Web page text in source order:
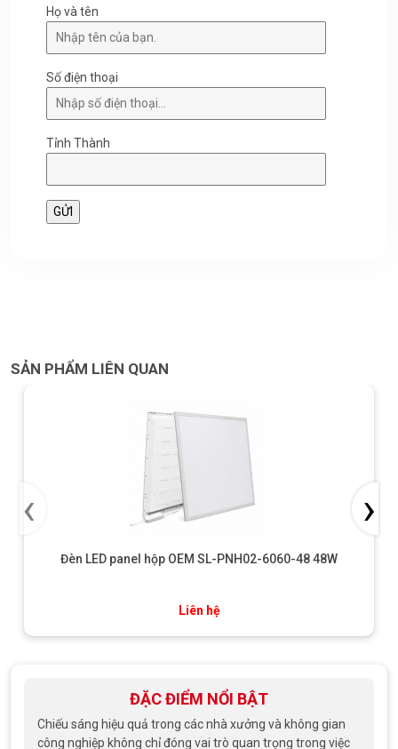
Họ và tên
Số điện thoại
Tỉnh Thành
SẢN PHẨM LIÊN QUAN
Đèn LED panel hộp OEM SL-PNH02-6060-48 48W
Liên hệ
‹ ›
ĐẶC ĐIỂM NỔI BẬT
Chiếu sáng hiệu quả trong các nhà xưởng và không gian
công nghiệp không chỉ đóng vai trò quan trọng trong việc